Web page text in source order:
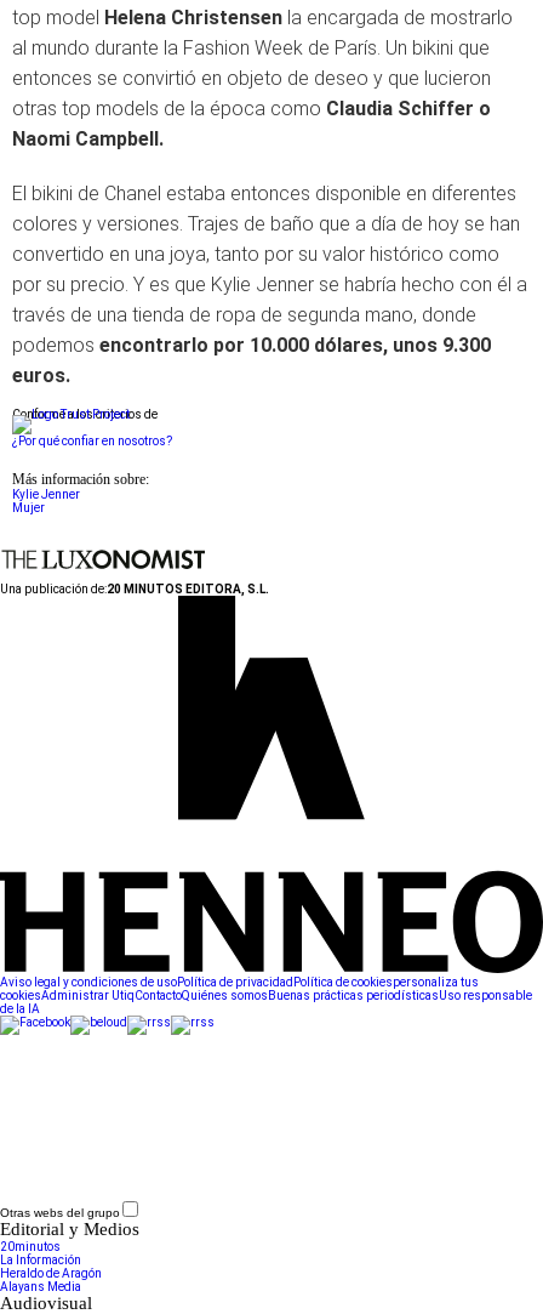
top model Helena Christensen la encargada de mostrarlo
al mundo durante la Fashion Week de París. Un bikini que
entonces se convirtió en objeto de deseo y que lucieron
otras top models de la época como Claudia Schiffer o
Naomi Campbell.
El bikini de Chanel estaba entonces disponible en diferentes
colores y versiones. Trajes de baño que a día de hoy se han
convertido en una joya, tanto por su valor histórico como
por su precio. Y es que Kylie Jenner se habría hecho con él a
través de una tienda de ropa de segunda mano, donde
podemos encontrarlo por 10.000 dólares, unos 9.300
euros.
Conforme a los criterios de
¿Por qué confiar en nosotros?
Más información sobre:
Kylie Jenner
Mujer
Una publicación de:20 MINUTOS EDITORA, S.L.
Aviso legal y condiciones de usoPolítica de privacidad Política de cookiespersonaliza tus
cookiesAdministrar UtiqContactoQuiénes somos Buenas prácticas periodísticasUso responsable
de la IA
Otras webs del grupo
Editorial y Medios
20minutos
La Información
Heraldo de Aragón
Alayans Media
Audiovisual